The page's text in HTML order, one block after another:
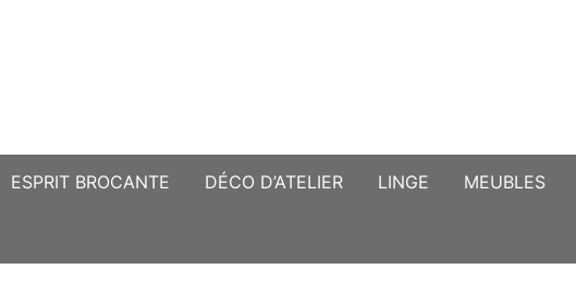
ESPRIT BROCANTE DÉCO D’ATELIER LINGE MEUBLES